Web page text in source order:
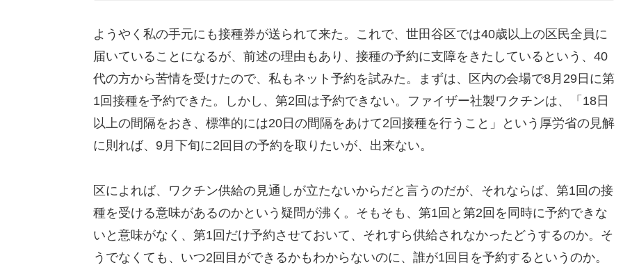
ようやく私の手元にも接種券が送られて来た。これで、世田谷区では40歳以上の区民全員に
届いていることになるが、前述の理由もあり、接種の予約に支障をきたしているという、40
代の方から苦情を受けたので、私もネット予約を試みた。まずは、区内の会場で8月29日に第
1回接種を予約できた。しかし、第2回は予約できない。ファイザー社製ワクチンは、「18日
以上の間隔をおき、標準的には20日の間隔をあけて2回接種を行うこと」という厚労省の見解
に則れば、9月下旬に2回目の予約を取りたいが、出来ない。
区によれば、ワクチン供給の見通しが立たないからだと言うのだが、それならば、第1回の接
種を受ける意味があるのかという疑問が沸く。そもそも、第1回と第2回を同時に予約できな
いと意味がなく、第1回だけ予約させておいて、それすら供給されなかったどうするのか。そ
うでなくても、いつ2回目ができるかもわからないのに、誰が1回目を予約するというのか。